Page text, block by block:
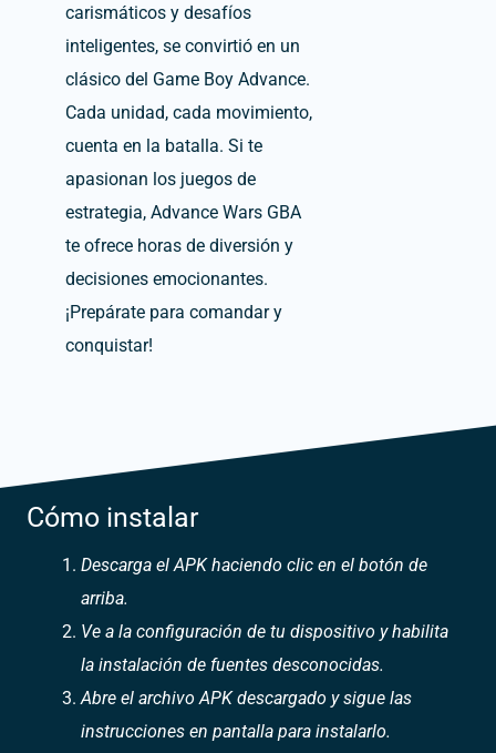
carismáticos y desafíos
inteligentes, se convirtió en un
clásico del Game Boy Advance.
Cada unidad, cada movimiento,
cuenta en la batalla. Si te
apasionan los juegos de
estrategia, Advance Wars GBA
te ofrece horas de diversión y
decisiones emocionantes.
¡Prepárate para comandar y
conquistar!
Cómo instalar
Descarga el APK haciendo clic en el botón de
arriba.
Ve a la configuración de tu dispositivo y habilita
la instalación de fuentes desconocidas.
Abre el archivo APK descargado y sigue las
instrucciones en pantalla para instalarlo.